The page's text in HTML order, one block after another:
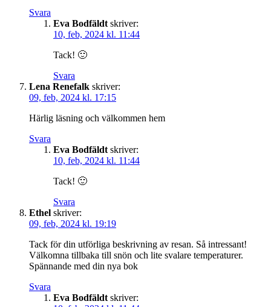
Svara
Eva Bodfäldt skriver:
10, feb, 2024 kl. 11:44
Tack! 🙂
Svara
Lena Renefalk skriver:
09, feb, 2024 kl. 17:15
Härlig läsning och välkommen hem
Svara
Eva Bodfäldt skriver:
10, feb, 2024 kl. 11:44
Tack! 🙂
Svara
Ethel skriver:
09, feb, 2024 kl. 19:19
Tack för din utförliga beskrivning av resan. Så intressant!
Välkomna tillbaka till snön och lite svalare temperaturer.
Spännande med din nya bok
Svara
Eva Bodfäldt skriver: